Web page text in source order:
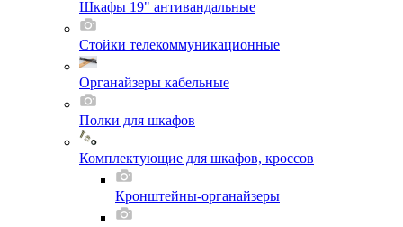
Шкафы 19" антивандальные
Стойки телекоммуникационные
Органайзеры кабельные
Полки для шкафов
Комплектующие для шкафов, кроссов
Кронштейны-органайзеры